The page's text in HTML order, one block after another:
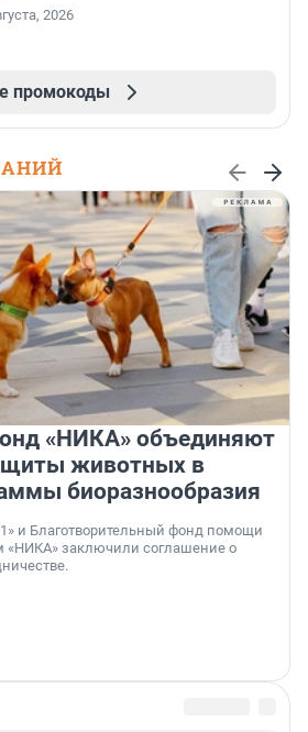
2026
промокоды
«НИКА» объединяют
животных в
биоразнообразия
и Благотворительный фонд помощи
заключили соглашение о